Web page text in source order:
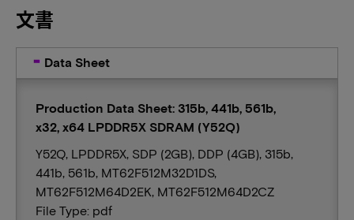
文書
Data Sheet
Production Data Sheet: 315b, 441b, 561b,
x32, x64 LPDDR5X SDRAM (Y52Q)
Y52Q, LPDDR5X, SDP (2GB), DDP (4GB), 315b,
441b, 561b, MT62F512M32D1DS,
MT62F512M64D2EK, MT62F512M64D2CZ
File Type: pdf